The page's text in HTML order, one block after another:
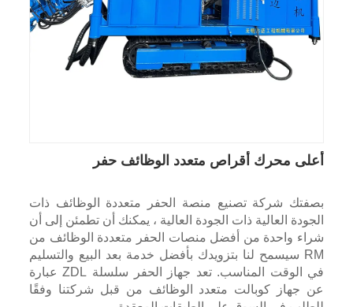
أعلى محرك أقراص متعدد الوظائف حفر
بصفتك شركة تصنيع منصة الحفر متعددة الوظائف ذات
الجودة العالية ذات الجودة العالية ، يمكنك أن تطمئن إلى أن
شراء واحدة من أفضل منصات الحفر متعددة الوظائف من
RM سيسمح لنا بتزويدك بأفضل خدمة بعد البيع والتسليم
في الوقت المناسب. تعد جهاز الحفر سلسلة ZDL عبارة
عن جهاز كوبالت متعدد الوظائف من قبل شركتنا وفقًا